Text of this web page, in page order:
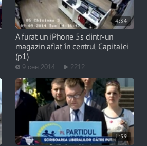
4:34
A furat un iPhone 5s dintr-un
magazin aflat în centrul Capitalei
(p1)
9 сен 2014 2212
1:39